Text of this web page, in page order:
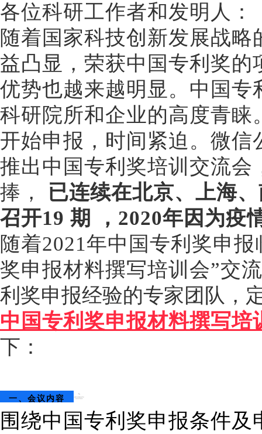
各位科研工作者和发明人：
随着国家科技创新发展战
益凸显，荣获中国专利奖
优势也越来越明显。中国
科研院所和企业的高度青
开始申报，时间紧迫。微信
推出中国专利奖培训交流
捧，
已连续在北京、上海
召开19 期
，2020年因为疫
随着2021年中国专利奖申
奖申报材料撰写培训会”交
利奖申报经验的专家团队，
中国专利奖申报材料撰写培
下 ：
一、会议内容
围绕中国专利奖申报条件